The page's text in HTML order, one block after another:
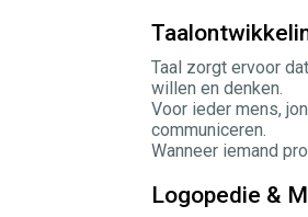
Taal zorgt ervoor
willen en denken.
Voor ieder mens,
communiceren.
Wanneer iemand
Logopedie &